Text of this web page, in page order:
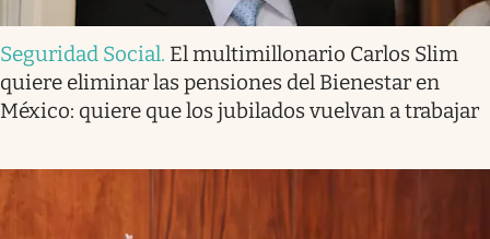
Seguridad Social. El multimillonario Carlos Slim
quiere eliminar las pensiones del Bienestar en
México: quiere que los jubilados vuelvan a trabajar